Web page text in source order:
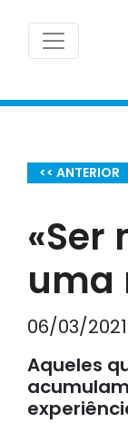
<< ANTERIOR
«Ser
uma
06/03/
Aqueles